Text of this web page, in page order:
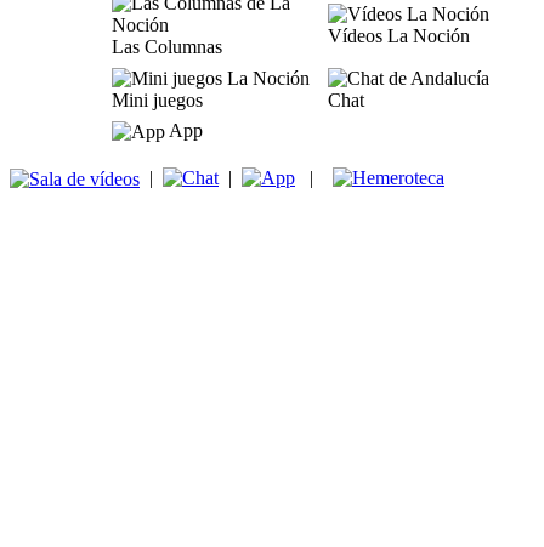
Las Columnas
Vídeos La Noción
Mini juegos
Chat
App
| | |